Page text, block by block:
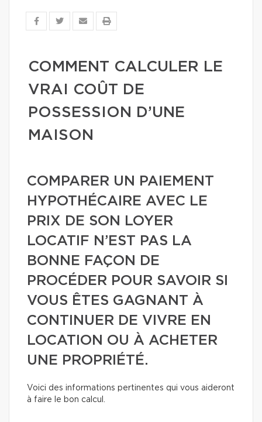
COMMENT CALCULER LE
VRAI COÛT DE
POSSESSION D’UNE
MAISON
COMPARER UN PAIEMENT
HYPOTHÉCAIRE AVEC LE
PRIX DE SON LOYER
LOCATIF N’EST PAS LA
BONNE FAÇON DE
PROCÉDER POUR SAVOIR SI
VOUS ÊTES GAGNANT À
CONTINUER DE VIVRE EN
LOCATION OU À ACHETER
UNE PROPRIÉTÉ.
Voici des informations pertinentes qui vous aideront
à faire le bon calcul.